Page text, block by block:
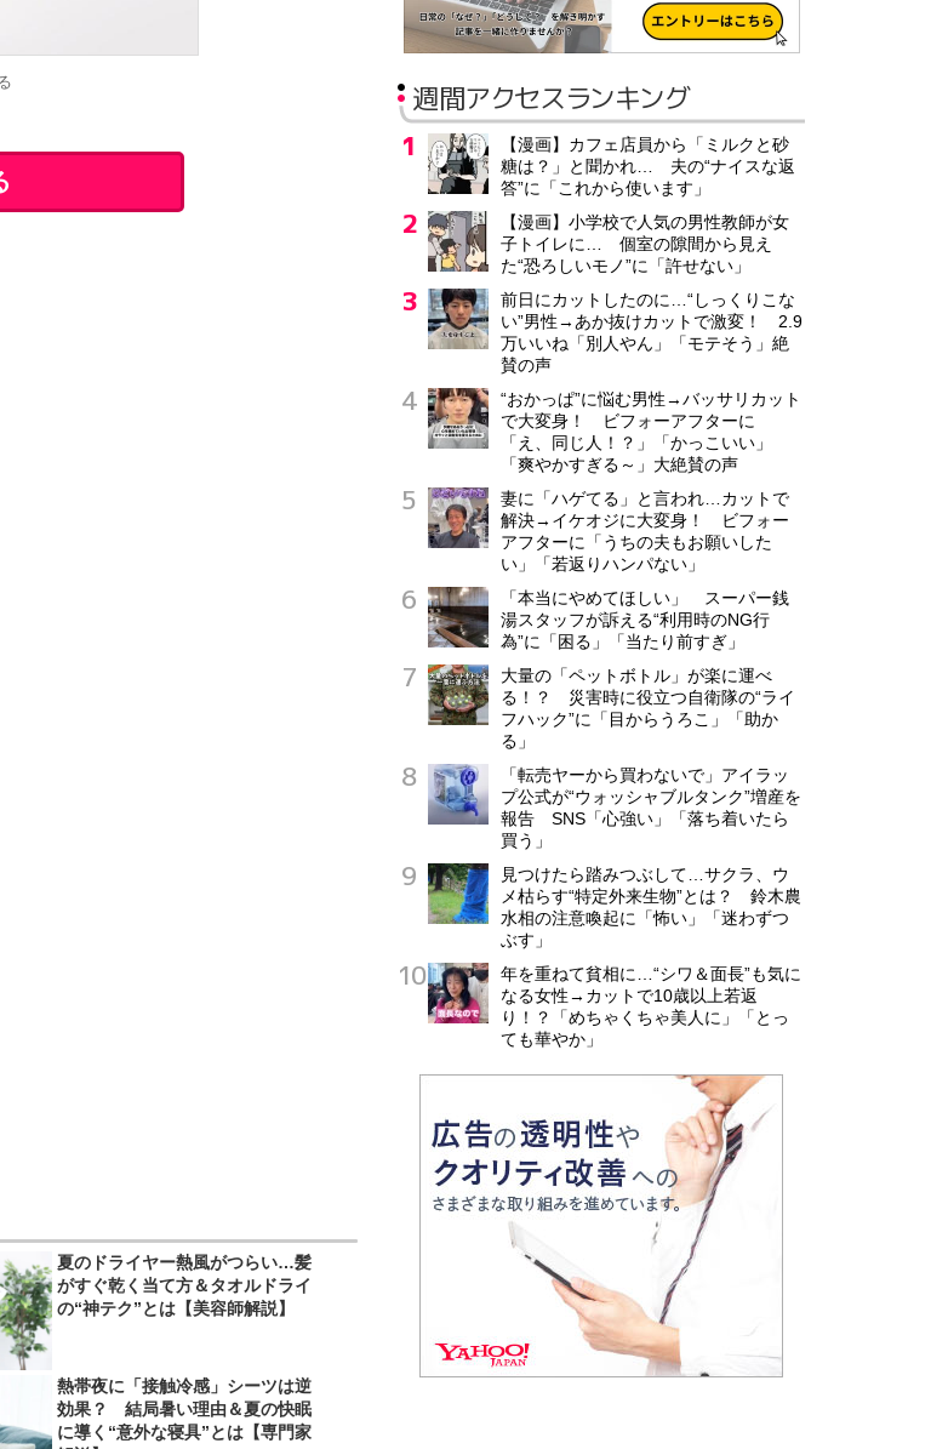
に再現
夏のドライヤー熱風がつらい…髪
がすぐ乾く当て方＆タオルドライ
の“神テク”とは【美容師解説】
熱帯夜に「接触冷感」シーツは逆
効果？ 結局暑い理由＆夏の快眠
に導く“意外な寝具”とは【専門家
週間アクセスランキング
【漫画】カフェ店員から「ミルクと砂
糖は？」と聞かれ… 夫の“ナイスな返
答”に「これから使います」
【漫画】小学校で人気の男性教師が女
子トイレに… 個室の隙間から見え
た“恐ろしいモノ”に「許せない」
前日にカットしたのに…“しっくりこな
い”男性→あか抜けカットで激変！ 2.9
万いいね「別人やん」「モテそう」絶
賛の声
“おかっぱ”に悩む男性→バッサリカット
で大変身！ ビフォーアフターに
「え、同じ人！？」「かっこいい」
「爽やかすぎる～」大絶賛の声
妻に「ハゲてる」と言われ…カットで
解決→イケオジに大変身！ ビフォー
アフターに「うちの夫もお願いした
い」「若返りハンパない」
「本当にやめてほしい」 スーパー銭
湯スタッフが訴える“利用時のNG行
為”に「困る」「当たり前すぎ」
大量の「ペットボトル」が楽に運べ
る！？ 災害時に役立つ自衛隊の“ライ
フハック”に「目からうろこ」「助か
る」
「転売ヤーから買わないで」アイラッ
プ公式が“ウォッシャブルタンク”増産を
報告 SNS「心強い」「落ち着いたら
買う」
見つけたら踏みつぶして…サクラ、ウ
メ枯らす“特定外来生物”とは？ 鈴木農
水相の注意喚起に「怖い」「迷わずつ
ぶす」
年を重ねて貧相に…“シワ＆面長”も気に
なる女性→カットで10歳以上若返
り！？「めちゃくちゃ美人に」「とっ
ても華やか」